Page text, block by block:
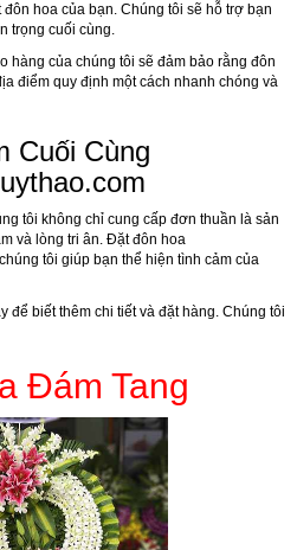
hoa của bạn. Chúng tôi sẽ hỗ trợ bạn
trọng cuối cùng.
hàng của chúng tôi sẽ đảm bảo rằng đôn
điểm quy định một cách nhanh chóng và
Cuối Cùng
tôi không chỉ cung cấp đơn thuần là sản
và lòng tri ân. Đặt đôn hoa
tôi giúp bạn thể hiện tình cảm của
để biết thêm chi tiết và đặt hàng. Chúng tôi
Đám Tang